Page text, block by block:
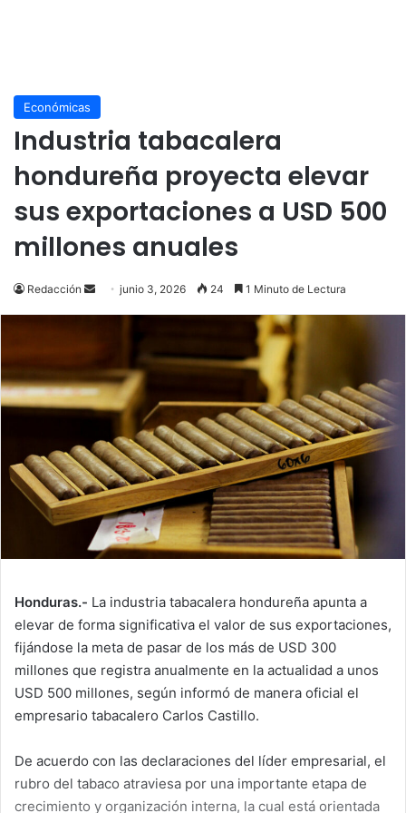
Económicas
Industria tabacalera
hondureña proyecta elevar
sus exportaciones a USD 500
millones anuales
Redacción
Sendjunio 3, 2026 24 1 Minuto de Lectura
Honduras.- La industria tabacalera hondureña apunta a
elevar de forma significativa el valor de sus exportaciones,
fijándose la meta de pasar de los más de USD 300
millones que registra anualmente en la actualidad a unos
USD 500 millones, según informó de manera oficial el
empresario tabacalero Carlos Castillo.
De acuerdo con las declaraciones del líder empresarial, el
rubro del tabaco atraviesa por una importante etapa de
crecimiento y organización interna, la cual está orientada